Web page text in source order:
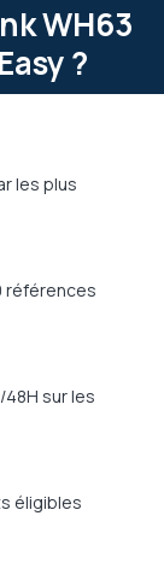
WH63
?
les plus
références
sur les
éligibles